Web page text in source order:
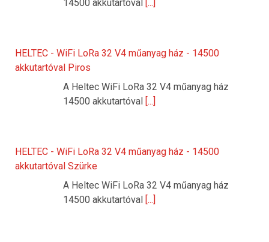
14500 akkutartóval [...]
HELTEC - WiFi LoRa 32 V4 műanyag ház - 14500
akkutartóval Piros
A Heltec WiFi LoRa 32 V4 műanyag ház
14500 akkutartóval [...]
HELTEC - WiFi LoRa 32 V4 műanyag ház - 14500
akkutartóval Szürke
A Heltec WiFi LoRa 32 V4 műanyag ház
14500 akkutartóval [...]